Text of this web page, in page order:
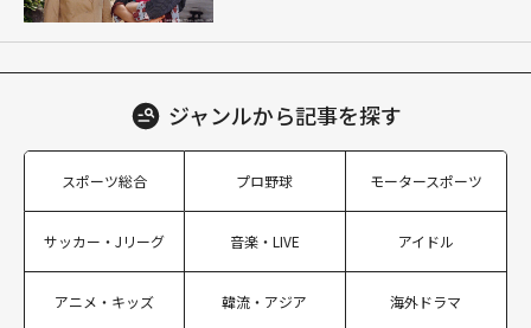
ジャンルから記事を探す
スポーツ総合 プロ野球 モータースポーツ
サッカー・Jリーグ 音楽・LIVE アイドル
アニメ・キッズ 韓流・アジア 海外ドラマ